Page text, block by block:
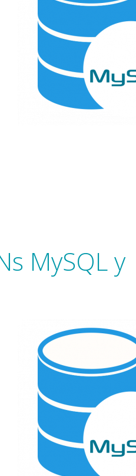
MySQL y